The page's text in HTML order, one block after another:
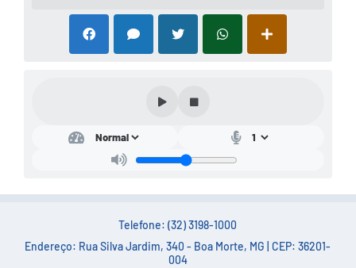
Telefone: (32) 3198-1000
Endereço: Rua Silva Jardim, 340 - Boa Morte, MG | CEP: 36201-
004